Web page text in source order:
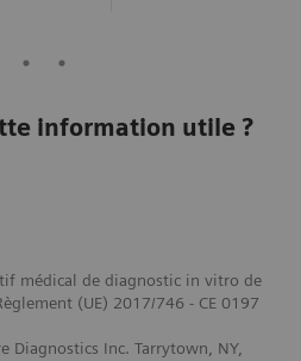
information utile ?
médical de diagnostic in vitro de
(UE) 2017/746 - CE 0197
Diagnostics Inc. Tarrytown, NY,